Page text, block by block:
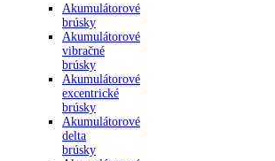
Akumulátorové
brúsky
Akumulátorové
vibračné
brúsky
Akumulátorové
excentrické
brúsky
Akumulátorové
delta
brúsky